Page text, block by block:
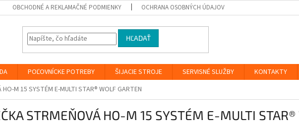
OBCHODNÉ A REKLAMAČNÉ PODMIENKY OCHRANA OSOBNÝCH ÚDAJOV
HĽADAŤ
POĽOVNÍCKE POTREBY ŠIJACIE STROJE SERVISNÉ SLUŽBY KONTAKTY
HO-M 15 SYSTÉM E-MULTI STAR® WOLF GARTEN
STRMEŇOVÁ HO-M 15 SYSTÉM E-MULTI STAR®